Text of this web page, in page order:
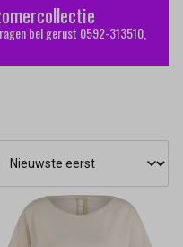
bel gerust 0592-313510,